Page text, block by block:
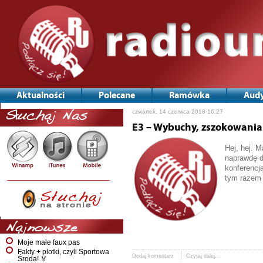
Aktualności Polecane Ramówka
Słuchaj Nas
Najnowsze
Moje małe faux pas
Fakty + plotki, czyli Sportowa
Środa! 🏅
czwartek, 14 czerwca 2018 16:27
E3 – Wybuchy,
Hej, hej.
naprawdę
tym
Dodaj komentarz Czytaj dalej...